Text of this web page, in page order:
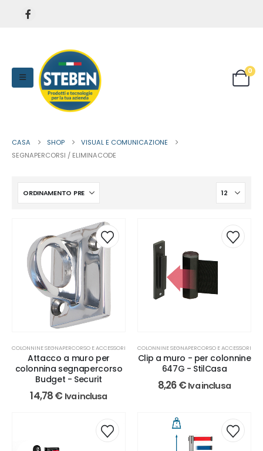
0
CASA SHOP
VISUAL E COMUNICAZIONE
SEGNAPERCORSI / ELIMINACODE
COLONNINE SEGNAPERCORSO E ACCESSORI
Attacco a muro per
colonnina segnapercorso
Budget - Securit
14,78€ Iva inclusa
COLONNINE SEGNAPERCORSO E ACCESSORI
Clip a muro - per colonnine
647G - StilCasa
8,26€ Iva inclusa